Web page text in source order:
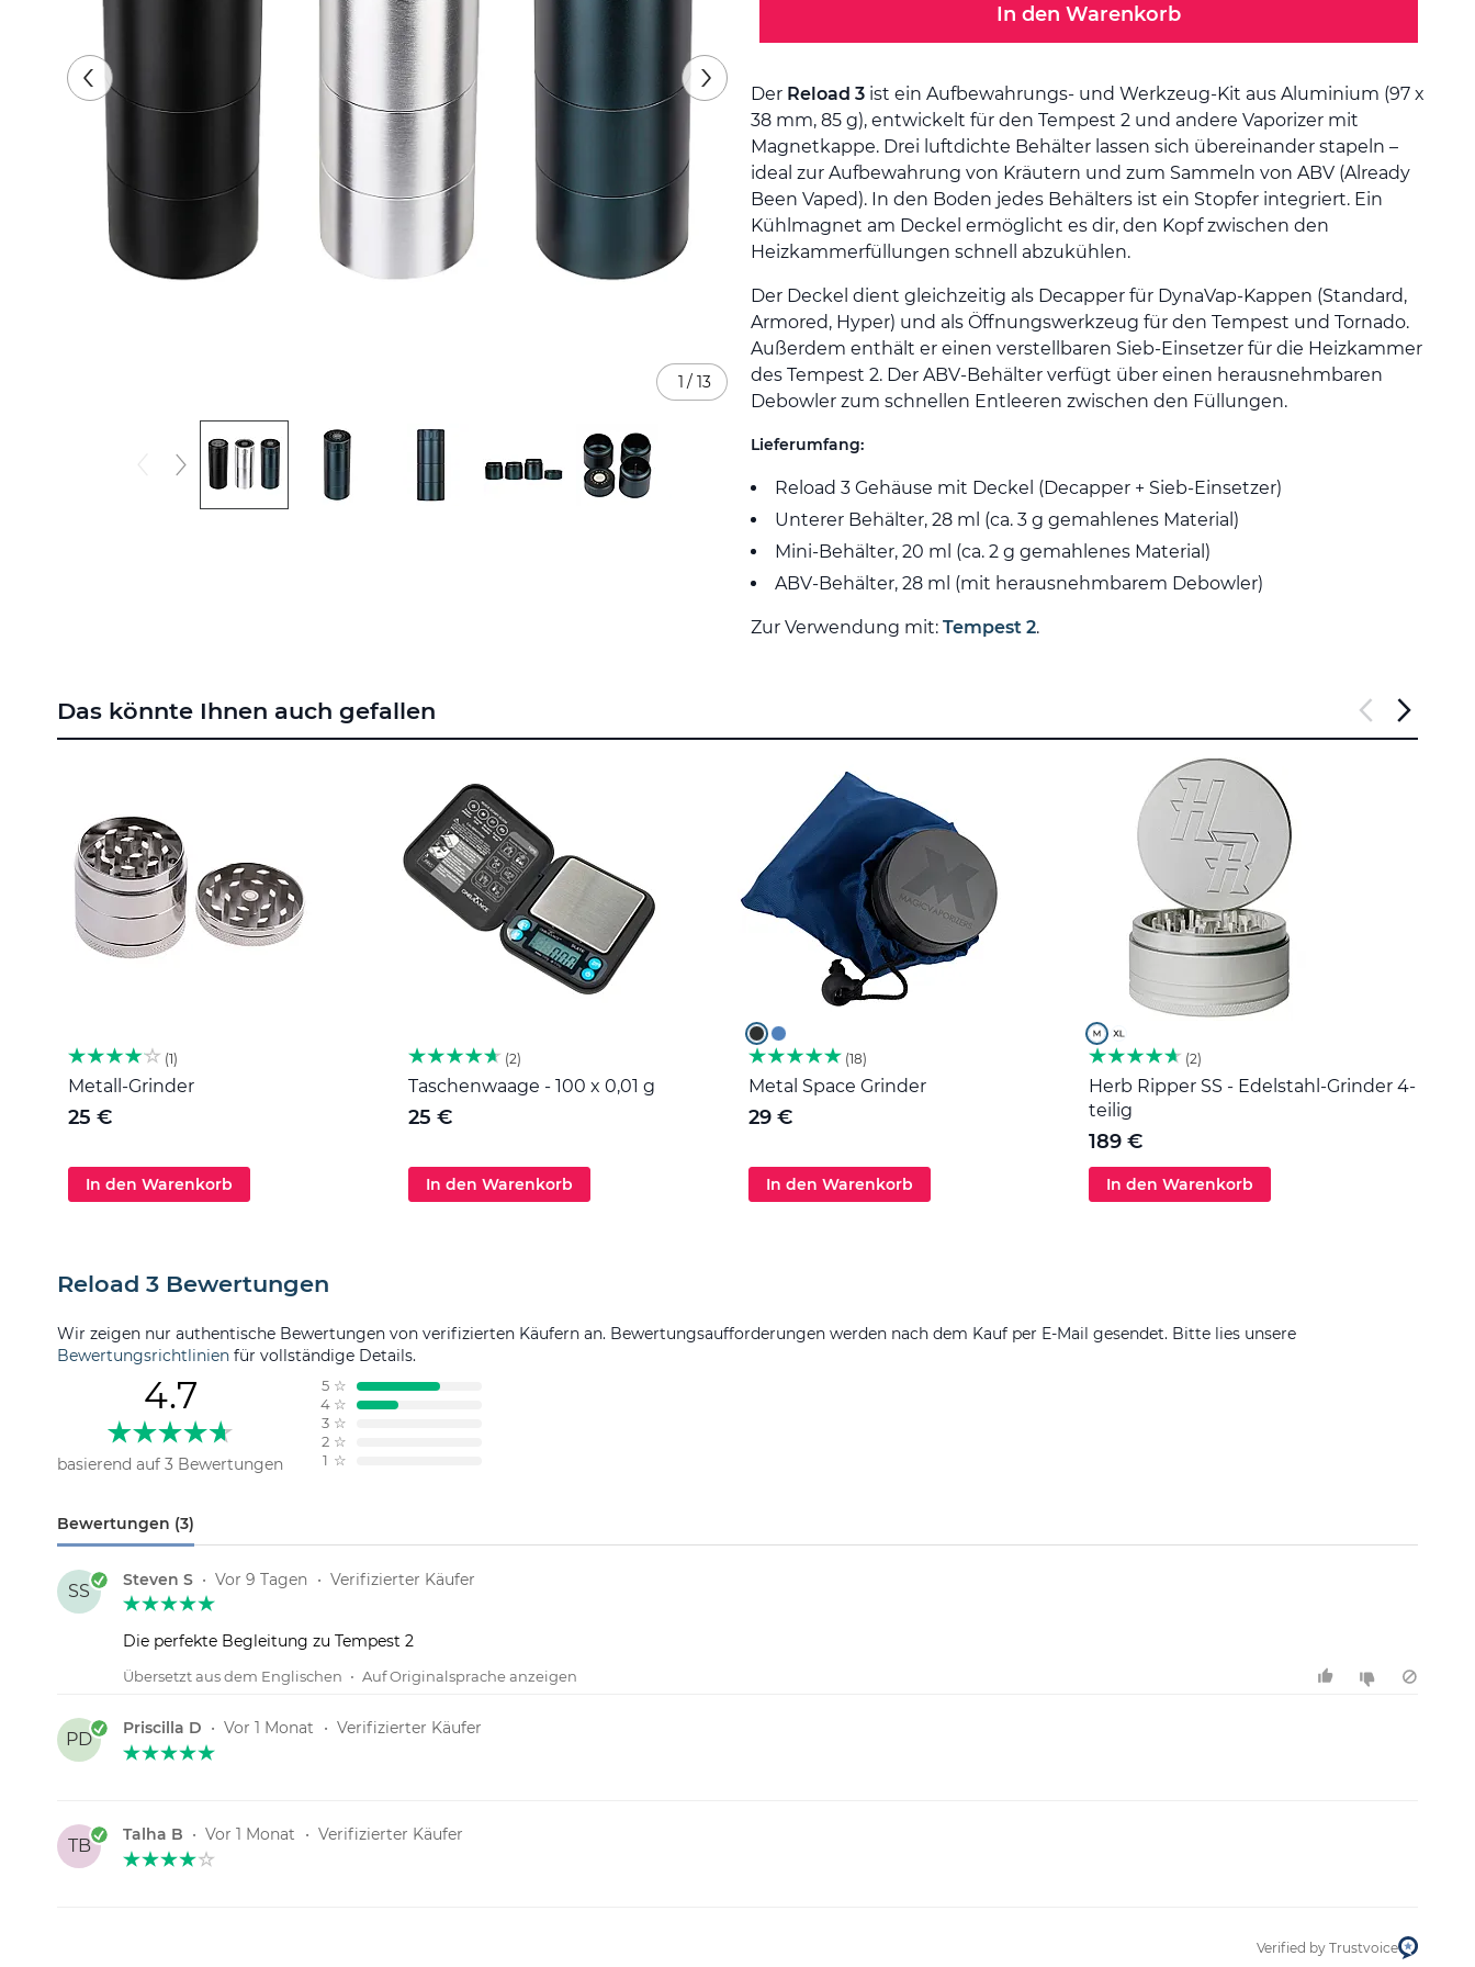
In den Warenkorb
Der Reload 3 ist ein Aufbewahrungs- und Werkzeug-Kit aus Aluminium (97 x
38 mm, 85 g), entwickelt für den Tempest 2 und andere Vaporizer mit
Magnetkappe. Drei luftdichte Behälter lassen sich übereinander stapeln –
ideal zur Aufbewahrung von Kräutern und zum Sammeln von ABV (Already
Been Vaped). In den Boden jedes Behälters ist ein Stopfer integriert. Ein
Kühlmagnet am Deckel ermöglicht es dir, den Kopf zwischen den
Heizkammerfüllungen schnell abzukühlen.
Der Deckel dient gleichzeitig als Decapper für DynaVap-Kappen (Standard,
Armored, Hyper) und als Öffnungswerkzeug für den Tempest und Tornado.
Außerdem enthält er einen verstellbaren Sieb-Einsetzer für die Heizkammer
des Tempest 2. Der ABV-Behälter verfügt über einen herausnehmbaren
Debowler zum schnellen Entleeren zwischen den Füllungen.
Lieferumfang:
Reload 3 Gehäuse mit Deckel (Decapper + Sieb-Einsetzer)
Unterer Behälter, 28 ml (ca. 3 g gemahlenes Material)
Mini-Behälter, 20 ml (ca. 2 g gemahlenes Material)
ABV-Behälter, 28 ml (mit herausnehmbarem Debowler)
Zur Verwendung mit: Tempest 2.
1 / 13
Das könnte Ihnen auch gefallen
1
Metall-Grinder
25 €
In den Warenkorb
2
Taschenwaage - 100 x 0,01 g
25 €
In den Warenkorb
18
Metal Space Grinder
29 €
In den Warenkorb
2
Herb Ripper SS - Edelstahl-Grinder 4-
teilig
189 €
In den Warenkorb
Reload 3 Bewertungen
Wir zeigen nur authentische Bewertungen von verifizierten Käufern an. Bewertungsaufforderungen werden nach dem Kauf per E-Mail gesendet. Bitte lies unsere
Bewertungsrichtlinien für vollständige Details.
4.7
basierend auf 3 Bewertungen
5 ☆
4 ☆
3 ☆
2 ☆
1 ☆
Bewertungen (3)
SS
Steven S • Vor 9 Tagen • Verifizierter Käufer
Die perfekte Begleitung zu Tempest 2
Übersetzt aus dem Englischen • Auf Originalsprache anzeigen
PD
Priscilla D • Vor 1 Monat • Verifizierter Käufer
TB
Talha B • Vor 1 Monat • Verifizierter Käufer
Verified by Trustvoice